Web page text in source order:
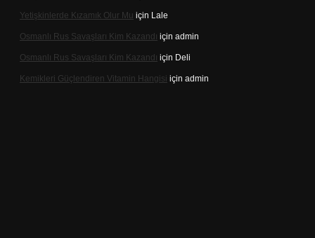
Yetişkinlerde Kızamık Olur Mu için Lale
Osmanlı Rus Savaşları Kim Kazandı için admin
Osmanlı Rus Savaşları Kim Kazandı için Deli
Kemikleri Güçlendiren Vitamin Hangisi için admin